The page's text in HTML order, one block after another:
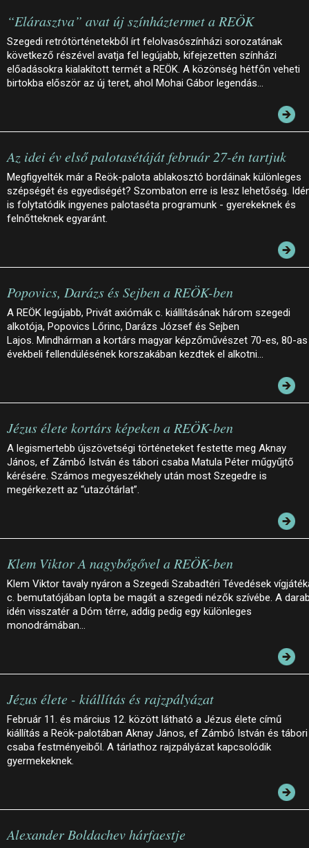
“Elárasztva” avat új színháztermet a REÖK
Szegedi retrótörténetekből írt felolvasószínházi sorozatának
következő részével avatja fel legújabb, kifejezetten színházi
előadásokra kialakított termét a REÖK. A közönség hétfőn veheti
birtokba először az új teret, ahol Mohai Gábor legendás…
Az idei év első palotasétáját február 27-én tartjuk
Megfigyelték már a Reök-palota ablakosztó bordáinak különleges
szépségét és egyediségét? Szombaton erre is lesz lehetőség.
is folytatódik ingyenes palotaséta programunk - gyerekeknek és
felnőtteknek egyaránt.
Popovics, Darázs és Sejben a REÖK-ben
A REÖK legújabb, Privát axiómák c. kiállításának három szegedi
alkotója, Popovics Lőrinc, Darázs József és Sejben
Lajos. Mindhárman a kortárs magyar képzőművészet 70-es, 80-as
évekbeli fellendülésének korszakában kezdtek el alkotni…
Jézus élete kortárs képeken a REÖK-ben
A legismertebb újszövetségi történeteket festette meg Aknay
János, ef Zámbó István és tábori csaba Matula Péter műgyűjtő
kérésére. Számos megyeszékhely után most Szegedre is
megérkezett az “utazótárlat”.
Klem Viktor A nagybőgővel a REÖK-ben
Klem Viktor tavaly nyáron a Szegedi Szabadtéri Tévedések
c. bemutatójában lopta be magát a szegedi nézők szívébe. A
idén visszatér a Dóm térre, addig pedig egy különleges
monodrámában…
Jézus élete - kiállítás és rajzpályázat
Február 11. és március 12. között látható a Jézus élete című
kiállítás a Reök-palotában Aknay János, ef Zámbó István és tábori
csaba festményeiből. A tárlathoz rajzpályázat kapcsolódik
gyermekeknek.
Alexander Boldachev hárfaestje